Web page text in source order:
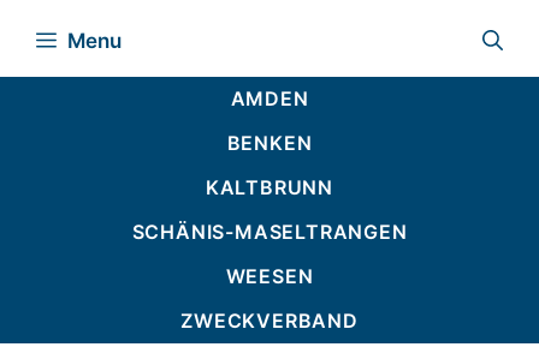
Menu
AMDEN
BENKEN
KALTBRUNN
SCHÄNIS-MASELTRANGEN
WEESEN
ZWECKVERBAND